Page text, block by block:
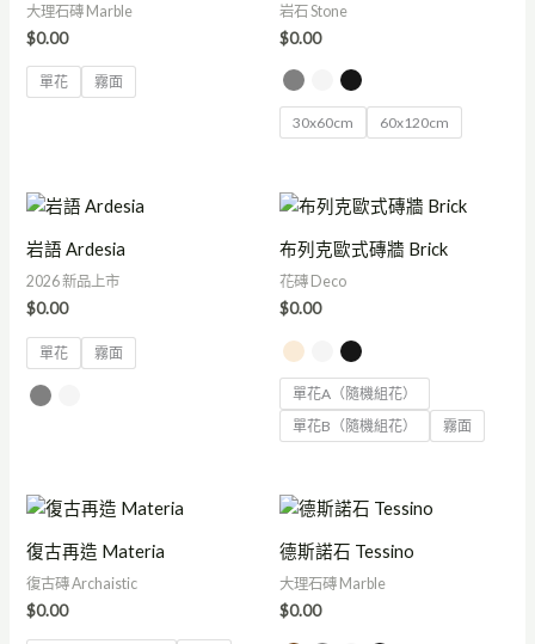
大理石磚 Marble
$0.00
單花 霧面
岩石 Stone
$0.00
30x60cm 60x120cm
岩語 Ardesia
2026 新品上市
$0.00
單花 霧面
布列克歐式磚牆 Brick
花磚 Deco
$0.00
單花A（隨機組花）
單花B（隨機組花）
霧面
復古再造 Materia
復古磚 Archaistic
$0.00
德斯諾石 Tessino
大理石磚 Marble
$0.00